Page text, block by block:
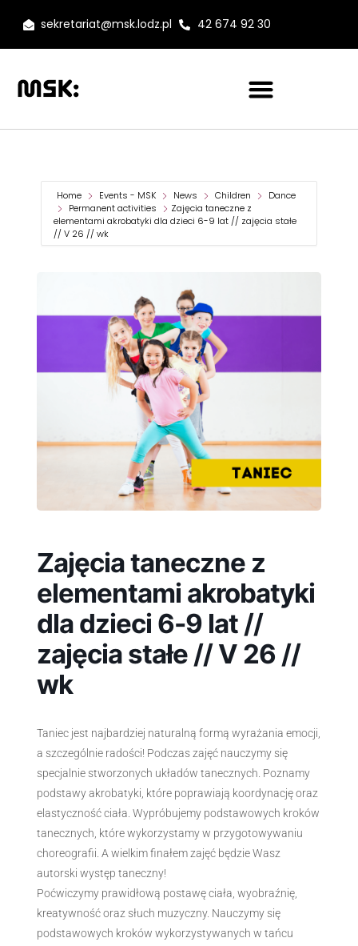
sekretariat@msk.lodz.pl 42 674 92 30
Home Events - MSK News Children
Dance
Permanent activities
Zajęcia taneczne z
elementami akrobatyki dla dzieci 6-9 lat // zajęcia stałe
// V 26 // wk
Zajęcia taneczne z
elementami akrobatyki
dla dzieci 6-9 lat //
zajęcia stałe // V 26 //
wk
Taniec jest najbardziej naturalną formą wyrażania emocji,
a szczególnie radości! Podczas zajęć nauczymy się
specjalnie stworzonych układów tanecznych. Poznamy
podstawy akrobatyki, które poprawiają koordynację oraz
elastyczność ciała. Wypróbujemy podstawowych kroków
tanecznych, które wykorzystamy w przygotowywaniu
choreografii. A wielkim finałem zajęć będzie Wasz
autorski występ taneczny!
Poćwiczymy prawidłową postawę ciała, wyobraźnię,
kreatywność oraz słuch muzyczny. Nauczymy się
podstawowych kroków wykorzystywanych w tańcu